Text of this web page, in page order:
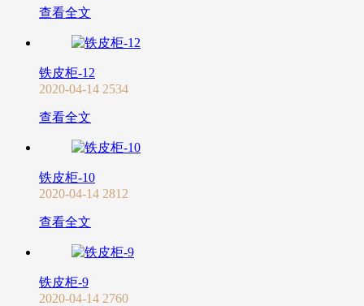
查看全文
铁皮柜-12
2020-04-14 2534
查看全文
铁皮柜-10
2020-04-14 2812
查看全文
铁皮柜-9
2020-04-14 2760